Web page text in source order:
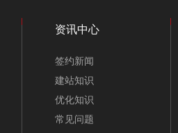
资讯中心
签约新闻
建站知识
优化知识
常见问题